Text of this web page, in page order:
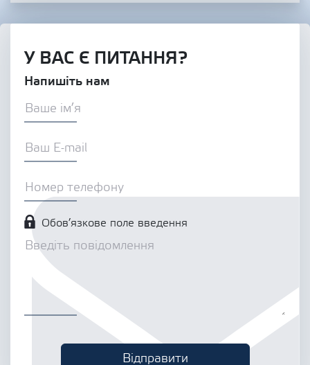
У ВАС Є ПИТАННЯ?
Напишіть нам
Обов’язкове поле введення